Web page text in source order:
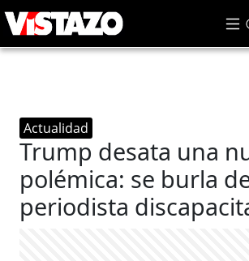
Actualidad
Trump desata una
polémica: se burla
periodista